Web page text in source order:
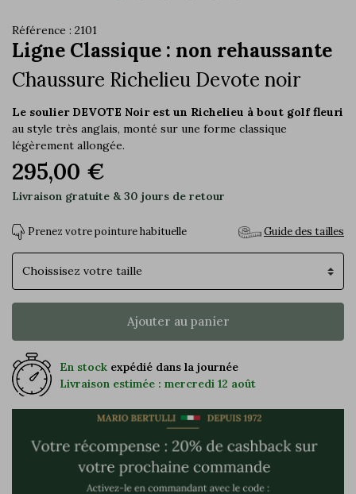
Référence : 2101
Ligne Classique : non rehaussante
Chaussure Richelieu Devote noir
Le soulier DEVOTE Noir est un Richelieu à bout golf fleuri
au style très anglais, monté sur une forme classique
légèrement allongée.
295,00 €
Livraison gratuite & 30 jours de retour
Prenez votre pointure habituelle Guide des tailles
Pointure
Ajouter au panier
En stock expédié dans la journée
Livraison estimée : mercredi 12 août